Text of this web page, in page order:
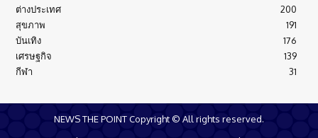
ต่างประเทศ
200
สุขภาพ
191
บันเทิง
176
เศรษฐกิจ
139
กีฬา
31
NEWS THE POINT Copyright © All rights reserved.